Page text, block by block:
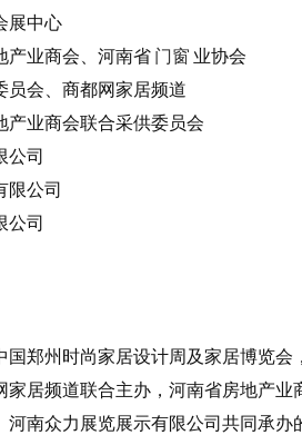
展中心
产业商会、河南省 门窗 业协会
员会、商都网家居频道
产业商会联合采供委员会
公司
限公司
公司
国郑州时尚家居设计周及家居博览
家居频道联合主办，河南省房地产
河南众力展览展示有限公司共同承